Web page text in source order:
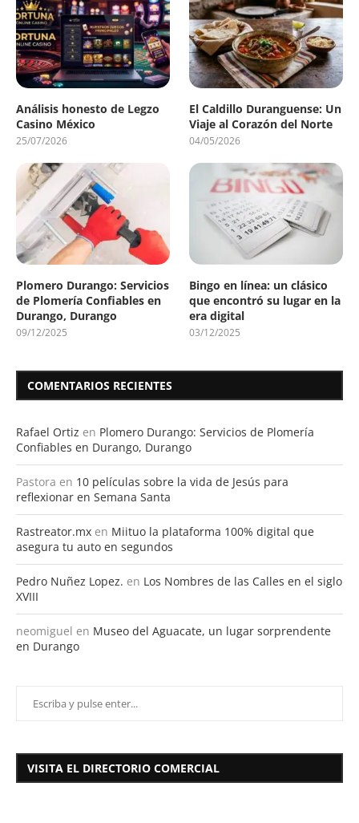
Análisis honesto de Legzo
Casino México
25/07/2026
El Caldillo Duranguense: Un
Viaje al Corazón del Norte
04/05/2026
Plomero Durango: Servicios
de Plomería Confiables en
Durango, Durango
09/12/2025
Bingo en línea: un clásico
que encontró su lugar en la
era digital
03/12/2025
COMENTARIOS RECIENTES
Rafael Ortiz en Plomero Durango: Servicios de Plomería
Confiables en Durango, Durango
Pastora en 10 películas sobre la vida de Jesús para
reflexionar en Semana Santa
Rastreator.mx en Miituo la plataforma 100% digital que
asegura tu auto en segundos
Pedro Nuñez Lopez. en Los Nombres de las Calles en el siglo
XVIII
neomiguel en Museo del Aguacate, un lugar sorprendente
en Durango
VISITA EL DIRECTORIO COMERCIAL